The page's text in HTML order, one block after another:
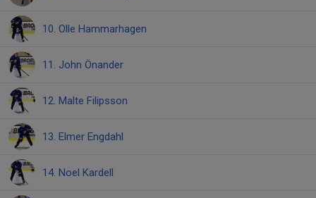
10. Olle Hammarhagen
11. John Önander
12. Malte Filipsson
13. Elmer Engdahl
14. Noel Kardell